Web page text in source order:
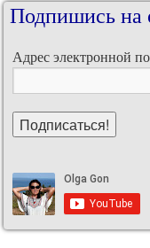
Подпишись на
Адрес электронной